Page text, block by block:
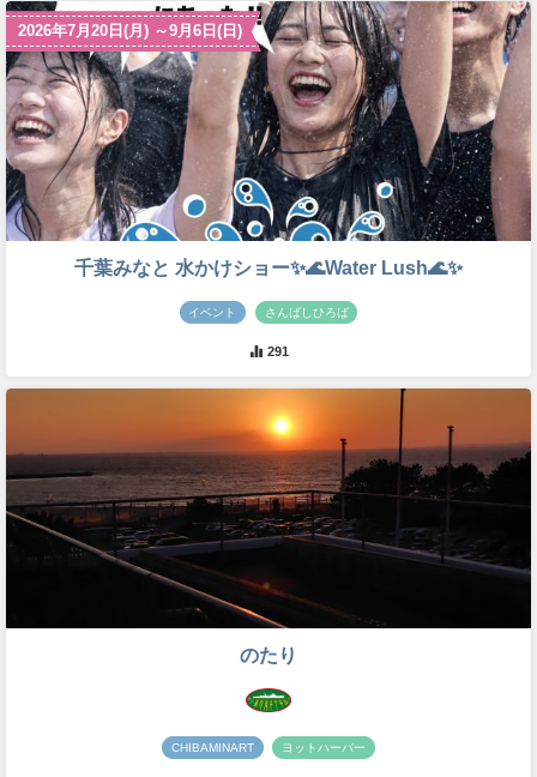
2026年7月20日(月) ～9月6日(日)
千葉みなと 水かけショー✨🌊Water Lush🌊✨
イベント さんばしひろば
291
のたり
CHIBAMINART ヨットハーバー